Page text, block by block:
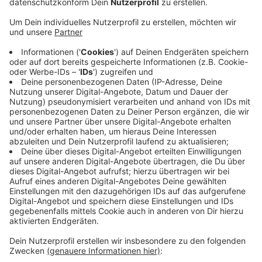
Anzeige
Ein 33-jähriger Nottulner soll auf einen anderen Mann
geschossen haben. Dieser bliebt unverletzt, ebenso
andere Menschen, die sich auf dem
Tankstellengelände aufhielten. Die Polizei nahm den
mutmaßlichen Schützen später in der Elisabeth-
Selbert-Straße fest. Er war betrunken. Ein Alkoholtest
ergab 2,1 Promille. Die Polizei nahm den Verdächtigen
mit. Er verbrachte die Nacht auf der Wache. Noch
offen ist, warum er die Schreckschusswaffe
abfeuerte. Das sollen die weiteren Ermittlungen
klären.